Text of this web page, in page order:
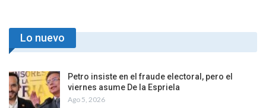
Lo nuevo
Petro insiste en el fraude electoral, pero el
viernes asume De la Espriela
Ago 5, 2026